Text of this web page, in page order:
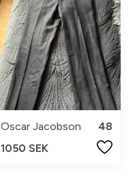
Oscar Jacobson
48
1050 SEK